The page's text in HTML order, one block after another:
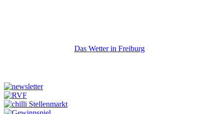
Das Wetter in Freiburg